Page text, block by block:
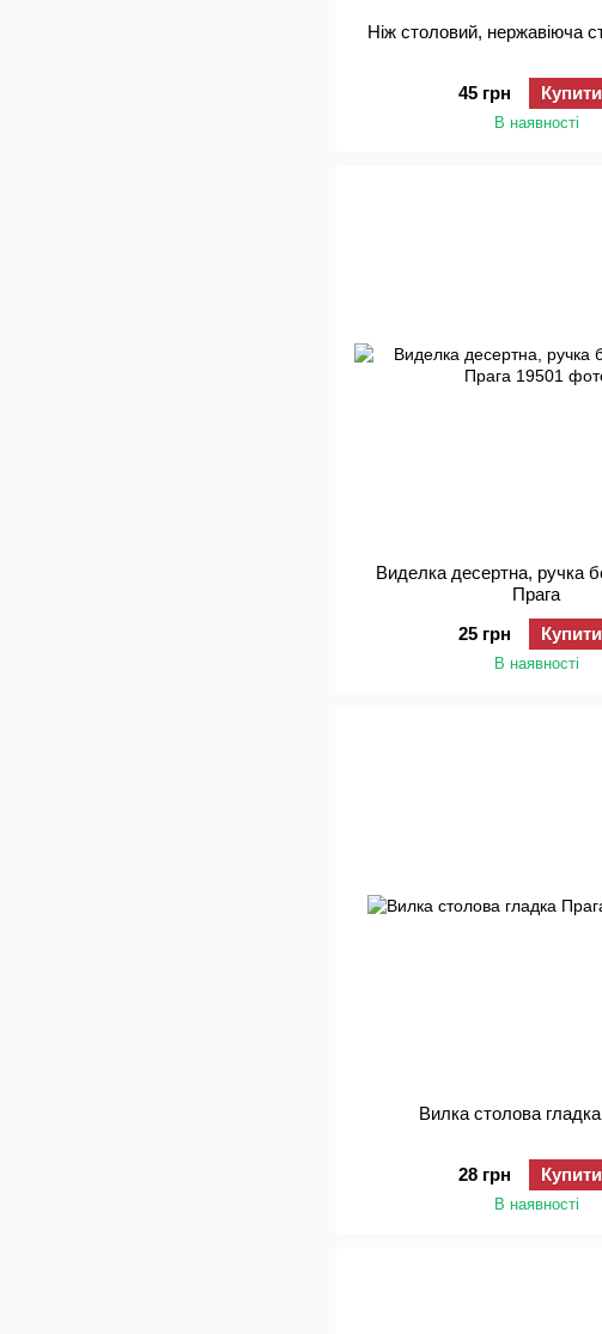
Ніж столовий, нержавіюча
45 грн Купити
В наявності
Виделка десертна, ручка
Прага
25 грн
Купити
В наявності
Вилка столова
28 грн Купити
В наявності